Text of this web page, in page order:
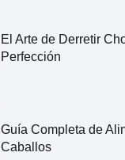
El Arte de Derretir
Perfección
Guía Completa de
Caballos